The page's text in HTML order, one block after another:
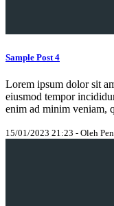
Sample Post 4
Lorem ipsum dolor sit
eiusmod tempor
enim ad minim veniam,
15/01/2023 21:23 - Oleh